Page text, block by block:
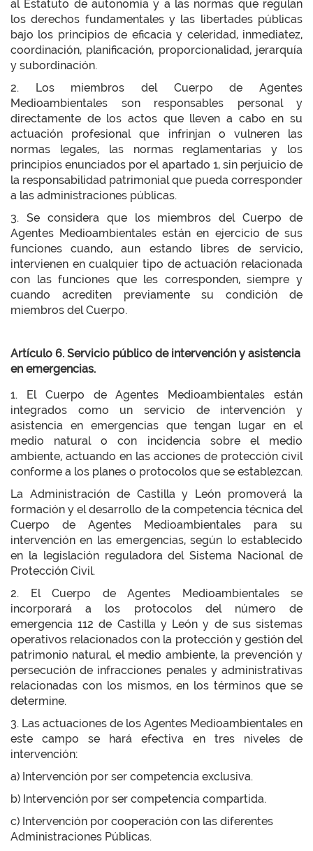
al Estatuto de autonomía y a las normas que regulan
los derechos fundamentales y las libertades públicas
bajo los principios de eficacia y celeridad, inmediatez,
coordinación, planificación, proporcionalidad, jerarquía
y subordinación.
2. Los miembros del Cuerpo de Agentes
Medioambientales son responsables personal y
directamente de los actos que lleven a cabo en su
actuación profesional que infrinjan o vulneren las
normas legales, las normas reglamentarias y los
principios enunciados por el apartado 1, sin perjuicio de
la responsabilidad patrimonial que pueda corresponder
a las administraciones públicas.
3. Se considera que los miembros del Cuerpo de
Agentes Medioambientales están en ejercicio de sus
funciones cuando, aun estando libres de servicio,
intervienen en cualquier tipo de actuación relacionada
con las funciones que les corresponden, siempre y
cuando acrediten previamente su condición de
miembros del Cuerpo.
Artículo 6. Servicio público de intervención y asistencia
en emergencias.
1. El Cuerpo de Agentes Medioambientales están
integrados como un servicio de intervención y
asistencia en emergencias que tengan lugar en el
medio natural o con incidencia sobre el medio
ambiente, actuando en las acciones de protección civil
conforme a los planes o protocolos que se establezcan.
La Administración de Castilla y León promoverá la
formación y el desarrollo de la competencia técnica del
Cuerpo de Agentes Medioambientales para su
intervención en las emergencias, según lo establecido
en la legislación reguladora del Sistema Nacional de
Protección Civil.
2. El Cuerpo de Agentes Medioambientales se
incorporará a los protocolos del número de
emergencia 112 de Castilla y León y de sus sistemas
operativos relacionados con la protección y gestión del
patrimonio natural, el medio ambiente, la prevención y
persecución de infracciones penales y administrativas
relacionadas con los mismos, en los términos que se
determine.
3. Las actuaciones de los Agentes Medioambientales en
este campo se hará efectiva en tres niveles de
intervención:
a) Intervención por ser competencia exclusiva.
b) Intervención por ser competencia compartida.
c) Intervención por cooperación con las diferentes
Administraciones Públicas.